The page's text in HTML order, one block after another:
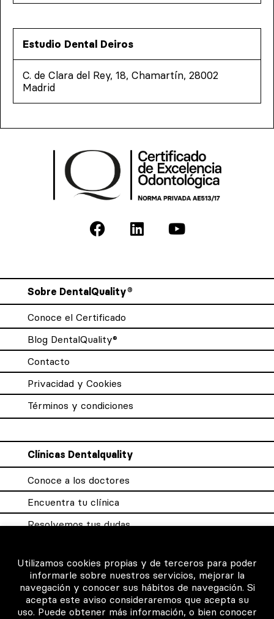
Estudio Dental Deiros
C. de Clara del Rey, 18, Chamartín, 28002
Madrid
Sobre DentalQuality®
Conoce el Certificado
Blog DentalQuality®
Contacto
Privacidad y Cookies
Términos y condiciones
Clínicas Dentalquality
Conoce a los doctores
Encuentra tu clínica
Resolvemos tus dudas
Para los profesionales
Utilizamos cookies propias y de terceros para poder
informarle sobre nuestros servicios, mejorar la
navegación y conocer sus hábitos de navegación. Si
acepta este aviso consideraremos que acepta su
uso. Puede obtener más información, o bien conocer